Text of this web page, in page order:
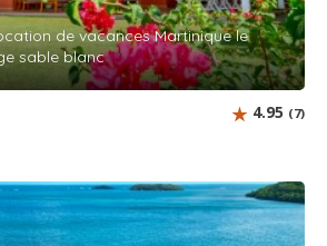
de vacances Martinique le
sable blanc
4.95 (7)